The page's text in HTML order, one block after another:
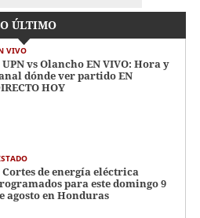
ÚLTIMO
VIVO
UPN vs Olancho EN VIVO: Hora y
dónde ver partido EN
HOY
Cortes de energía eléctrica
para este domingo 9
agosto en Honduras